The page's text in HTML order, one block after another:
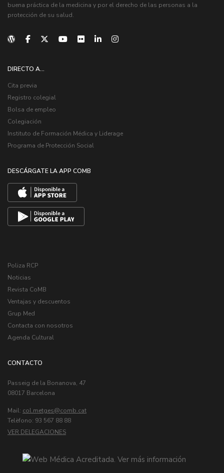
buena práctica de la medicina y por el derecho de las personas a la
protección de su salud.
DIRECTO A...
Cita previa
Registro colegial
Bolsa de empleo
Colegiación
Instituto de Formación Médica y Liderage
Programa de Protección Social
DESCÁRGATE LA APP COMB
Poliza RCP
Noticias
Revista CoMB
Ventajas y descuentos
Grup Med
Contacta con nosotros
Agenda Cultural
CONTACTO
Passeig de la Bonanova, 47
08017 Barcelona
Mail: col.metges
Telèfono: 93 567 88 88
VER DELEGACIONES